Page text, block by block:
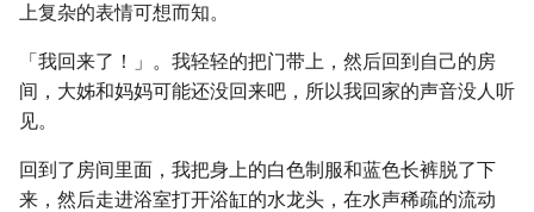
上复杂的表情可想而知。
「我回来了！」。我轻轻的把门带上，然后回到自己的房
间，大姊和妈妈可能还没回来吧，所以我回家的声音没人听
见。
回到了房间里面，我把身上的白色制服和蓝色长裤脱了下
来，然后走进浴室打开浴缸的水龙头，在水声稀疏的流动